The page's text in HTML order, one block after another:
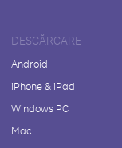
DESCĂRCARE
Android
iPhone & iPad
Windows PC
Mac